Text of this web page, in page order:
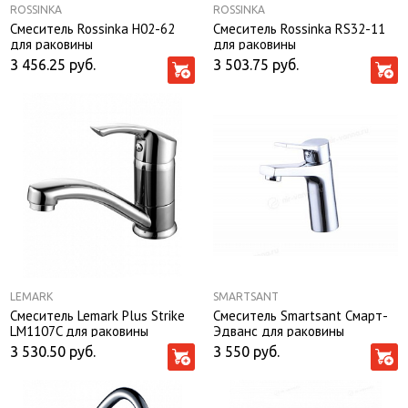
ROSSINKA
Смеситель Rossinka H02-62
для раковины
3 456.25 руб.
ROSSINKA
Смеситель Rossinka RS32-11
для раковины
3 503.75 руб.
LEMARK
Смеситель Lemark Plus Strike
LM1107C для раковины
3 530.50 руб.
SMARTSANT
Смеситель Smartsant Смарт-
Эдванс для раковины
SM273506AA
3 550 руб.